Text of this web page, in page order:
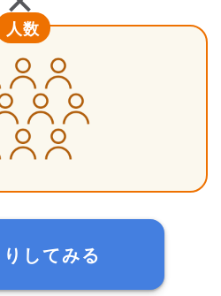
人数
してみる